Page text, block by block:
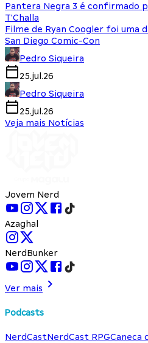
Pantera Negra 3 é confirmado
T'Challa
Filme de Ryan Coogler foi uma
San Diego Comic-Con
Pedro Siqueira
25.jul.26
Pedro Siqueira
25.jul.26
Veja mais Notícias
Jovem Nerd
Azaghal
NerdBunker
Ver mais
Podcasts
NerdCastNerdCast RPGCaneca